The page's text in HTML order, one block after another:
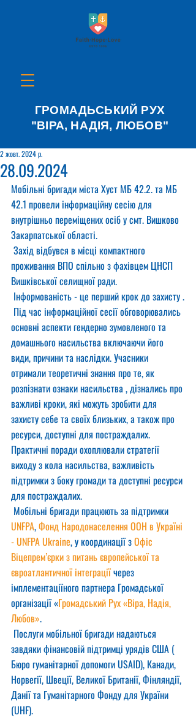
ГРОМАДЬСЬКИЙ РУХ
"ВІРА, НАДІЯ, ЛЮБОВ"
28.09.2024
2 жовт. 2024 р.
Мобільні бригади міста Хуст МБ 42.2. та МБ
42.1 провели інформаційну сесію для
внутрішньо переміщених осіб у смт. Вишково
Закарпатської області.
Захід відбувся в місці компактного
проживання ВПО спільно з фахівцем ЦНСП
Вишківської селищної ради.
Інформованість - це перший крок до захисту .
Під час інформаційної сесії обговорювались
основні аспекти гендерно зумовленого та
домашнього насильства включаючи його
види, причини та наслідки. Учасники
отримали теоретичні знання про те, як
розпізнати ознаки насильства , дізнались про
важливі кроки, які можуть зробити для
захисту себе та своїх близьких, а також про
ресурси, доступні для постраждалих.
Практичні поради охоплювали стратегії
виходу з кола насильства, важливість
підтримки з боку громади та доступні ресурси
для постраждалих.
Мобільні бригади працюють за підтримки
UNFPA, Фонд Народонаселення ООН в Україні
- UNFPA Ukraine, у координації з Офіс
Віцепрем’єрки з питань європейської та
євроатлантичної інтеграції через
імплементаціїного партнера Громадської
організації «Громадський Рух «Віра, Надія,
Любов».
Послуги мобільної бригади надаються
завдяки фінансовій підтримці урядів США (
Бюро гуманітарної допомоги USAID), Канади,
Норвегії, Швеції, Великої Британії, Фінляндії,
Данії та Гуманітарного Фонду для України
(UHF).